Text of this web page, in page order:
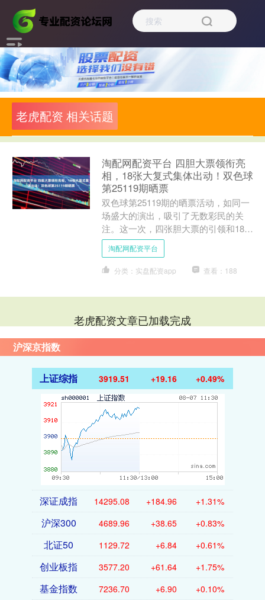
老虎配资 相关话题
淘配网配资平台 四胆大票领衔亮
相，18张大复式集体出动！双色球
第25119期晒票
双色球第25119期的晒票活动，如同一
场盛大的演出，吸引了无数彩民的关
注。这一次，四张胆大票的引领和18张
大复式彩票的集体亮相，让这场彩票盛
宴变得尤为精彩。在这....
淘配网配资平台
分类：实盘配资app 查看：188
老虎配资文章已加载完成
沪深京指数
上证综指 3919.51 +19.16 +0.49%
深证成指 14295.08 +184.96 +1.31%
沪深300 4689.96 +38.65 +0.83%
北证50 1129.72 +6.84 +0.61%
创业板指 3577.20 +61.64 +1.75%
基金指数 7236.70 +6.90 +0.10%